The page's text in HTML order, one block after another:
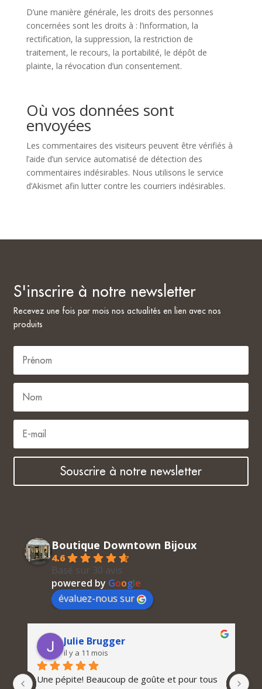
D’une manière générale, les droits des personnes
concernées sont les droits à : l’information, la
rectification, la suppression, la restriction de
traitement, le recours, la portabilité, le dépôt de
plainte, la révocation d’un consentement.
Où vos données sont
envoyées
Les commentaires des visiteurs peuvent être vérifiés à
l’aide d’un service automatisé de détection des
commentaires indésirables. Nous utilisons le service
d’Akismet afin lutter contre les courriers indésirables.
S'inscrire à notre newsletter
Recevez une fois par mois nos actualités en lien avec nos
produits
Souscrire à notre newsletter
Boutique Downtown Bijoux
4.6
Basé sur 30 avis
powered by Google
évaluez-nous sur
Julie Brugger
il y a 11 mois
Une pépite! Beaucoup de goûte et pour tous